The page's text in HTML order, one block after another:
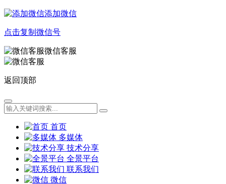
添加微信
点击复制微信号
微信客服
返回顶部
首页
多媒体
技术分享
全景平台
联系我们
微信